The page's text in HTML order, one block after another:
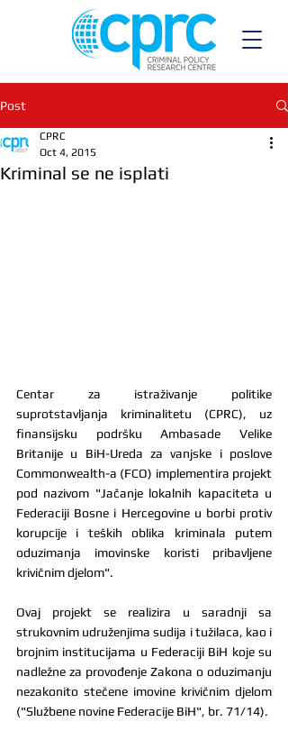
Post
Kriminal se ne isplati
CPRC
Oct 4, 2015
Centar za istraživanje politike
suprotstavljanja kriminalitetu (CPRC), uz
finansijsku podršku Ambasade Velike
Britanije u BiH-Ureda za vanjske i poslove
Commonwealth-a (FCO) implementira projekt
pod nazivom "Jačanje lokalnih kapaciteta u
Federaciji Bosne i Hercegovine u borbi protiv
korupcije i teških oblika kriminala putem
oduzimanja imovinske koristi pribavljene
krivičnim djelom".
Ovaj projekt se realizira u saradnji sa
strukovnim udruženjima sudija i tužilaca, kao i
brojnim institucijama u Federaciji BiH koje su
nadležne za provođenje Zakona o oduzimanju
nezakonito stečene imovine krivičnim djelom
("Službene novine Federacije BiH", br. 71/14).